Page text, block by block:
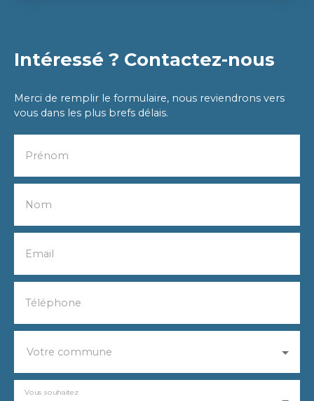
Intéressé ? Contactez-nous
Merci de remplir le formulaire, nous reviendrons vers
vous dans les plus brefs délais.
Prénom
Nom
Email
Téléphone
Votre commune
Vous souhaitez